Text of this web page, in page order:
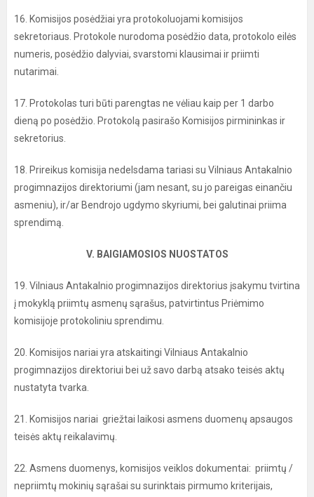
16. Komisijos posėdžiai yra protokoluojami komisijos
sekretoriaus. Protokole nurodoma posėdžio data, protokolo eilės
numeris, posėdžio dalyviai, svarstomi klausimai ir priimti
nutarimai.
17. Protokolas turi būti parengtas ne vėliau kaip per 1 darbo
dieną po posėdžio. Protokolą pasirašo Komisijos pirmininkas ir
sekretorius.
18. Prireikus komisija nedelsdama tariasi su Vilniaus Antakalnio
progimnazijos direktoriumi (jam nesant, su jo pareigas einančiu
asmeniu), ir/ar Bendrojo ugdymo skyriumi, bei galutinai priima
sprendimą.
V. BAIGIAMOSIOS NUOSTATOS
19. Vilniaus Antakalnio progimnazijos direktorius įsakymu tvirtina
į mokyklą priimtų asmenų sąrašus, patvirtintus Priėmimo
komisijoje protokoliniu sprendimu.
20. Komisijos nariai yra atskaitingi Vilniaus Antakalnio
progimnazijos direktoriui bei už savo darbą atsako teisės aktų
nustatyta tvarka.
21. Komisijos nariai griežtai laikosi asmens duomenų apsaugos
teisės aktų reikalavimų.
22. Asmens duomenys, komisijos veiklos dokumentai: priimtų /
nepriimtų mokinių sąrašai su surinktais pirmumo kriterijais,